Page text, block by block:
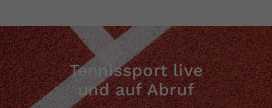
Tennissport live
und auf Abruf